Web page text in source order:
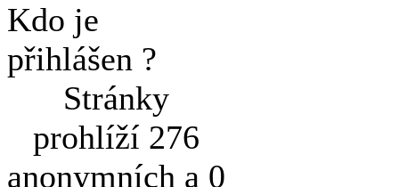
Kdo je
přihlášen ?
Stránky
prohlíží 276
anonymních a 0